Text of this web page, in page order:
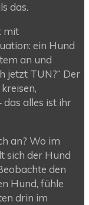
das.
mit
ein Hund
an und
jetzt TUN?“ Der
das alles ist ihr
an? Wo im
sich der Hund
den
Hund, fühle
drin im